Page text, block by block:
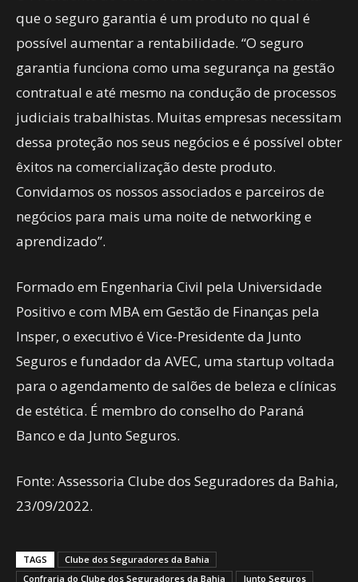
que o seguro garantia é um produto no qual é
possível aumentar a rentabilidade. “O seguro
garantia funciona como uma segurança na gestão
contratual e até mesmo na condução de processos
judiciais trabalhistas. Muitas empresas necessitam
dessa proteção nos seus negócios e é possível obter
êxitos na comercialização deste produto.
Convidamos os nossos associados e parceiros de
negócios para mais uma noite de networking e
aprendizado”.
Formado em Engenharia Civil pela Universidade
Positivo e com MBA em Gestão de Finanças pela
Insper, o executivo é Vice-Presidente da Junto
Seguros e fundador da AVEC, uma startup voltada
para o agendamento de salões de beleza e clínicas
de estética. É membro do conselho do Paraná
Banco e da Junto Seguros.
Fonte: Assessoria Clube dos Seguradores da Bahia,
23/09/2022.
TAGS
Clube dos Seguradores da Bahia
Confraria do Clube dos Seguradores da Bahia
Junto Seguros